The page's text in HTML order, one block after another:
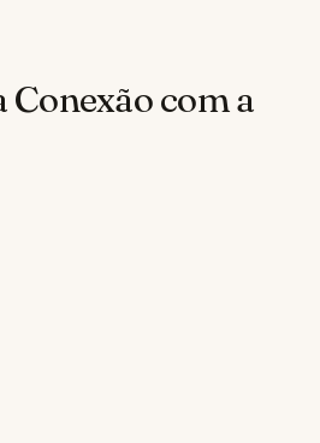
Conexão com a